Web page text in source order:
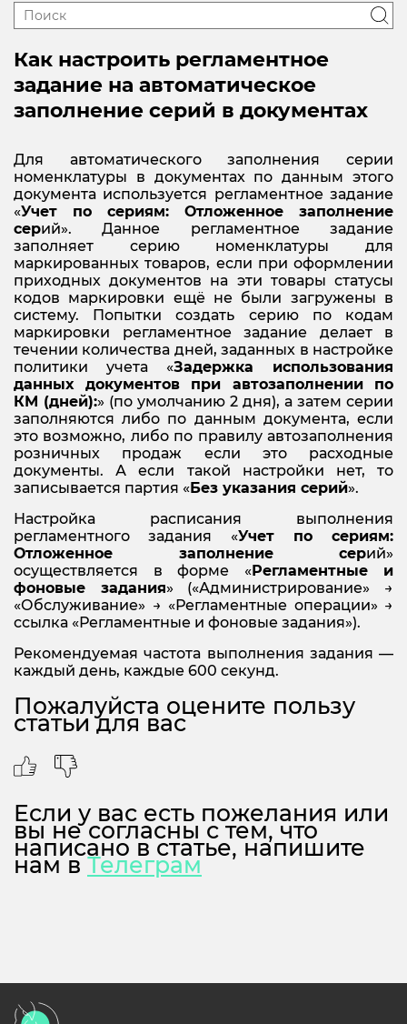
Как настроить регламентное
задание на автоматическое
заполнение серий в документах
Для автоматического заполнения серии
номенклатуры в документах по данным этого
документа используется регламентное задание
«Учет по сериям: Отложенное заполнение
серий». Данное регламентное задание
заполняет серию номенклатуры для
маркированных товаров, если при оформлении
приходных документов на эти товары статусы
кодов маркировки ещё не были загружены в
систему. Попытки создать серию по кодам
маркировки регламентное задание делает в
течении количества дней, заданных в настройке
политики учета «Задержка использования
данных документов при автозаполнении по
КМ (дней):» (по умолчанию 2 дня), а затем серии
заполняются либо по данным документа, если
это возможно, либо по правилу автозаполнения
розничных продаж если это расходные
документы. А если такой настройки нет, то
записывается партия « Без указания серий».
Настройка расписания выполнения
регламентного задания «Учет по сериям:
Отложенное заполнение серий»
осуществляется в форме «Регламентные и
фоновые задания» («Администрирование» →
«Обслуживание» → «Регламентные операции» →
ссылка «Регламентные и фоновые задания»).
Рекомендуемая частота выполнения задания —
каждый день, каждые 600 секунд.
Пожалуйста оцените пользу
статьи для вас
Если у вас есть пожелания или
вы не согласны с тем, что
написано в статье, напишите
нам вТелеграм